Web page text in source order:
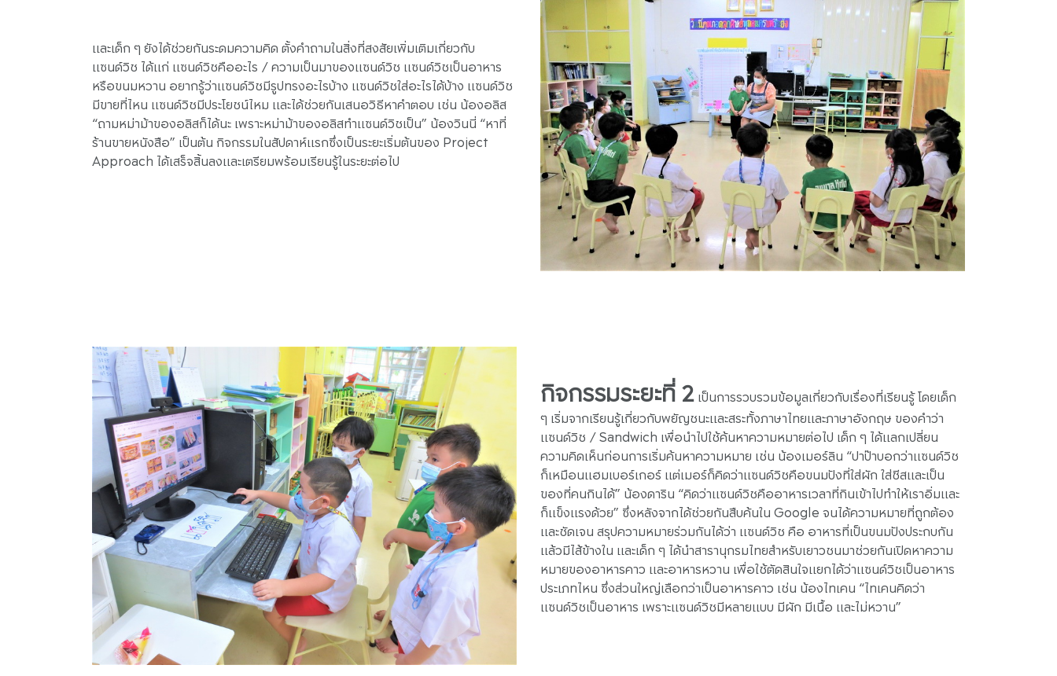
และเด็ก ๆ ยังได้ช่วยกันระดมความคิด ตั้งคำถามในสิ่งที่สงสัยเพิ่มเติมเกี่ยวกับ
แซนด์วิช ได้แก่ แซนด์วิชคืออะไร / ความเป็นมาของแซนด์วิช แซนด์วิชเป็นอาหาร
หรือขนมหวาน อยากรู้ว่าแซนด์วิชมีรูปทรงอะไรบ้าง แซนด์วิชใส่อะไรได้บ้าง แซนด์วิช
มีขายที่ไหน แซนด์วิชมีประโยชน์ไหม และได้ช่วยกันเสนอวิธีหาคำตอบ เช่น น้องอลิส
“ถามหม่าม้าของอลิสก็ได้นะ เพราะหม่าม้าของอลิสทำแซนด์วิชเป็น” น้องวินนี่ “หาที่
ร้านขายหนังสือ” เป็นต้น กิจกรรมในสัปดาห์แรกซึ่งเป็นระยะเริ่มต้นของ Project
Approach ได้เสร็จสิ้นลงและเตรียมพร้อมเรียนรู้ในระยะต่อไป
กิจกรรมระยะที่ 2เป็นการรวบรวมข้อมูลเกี่ยวกับเรื่องที่เรียนรู้ โดยเด็ก
ๆ เริ่มจากเรียนรู้เกี่ยวกับพยัญชนะและสระทั้งภาษาไทยและภาษาอังกฤษ ของคำว่า
แซนด์วิช / Sandwich เพื่อนำไปใช้ค้นหาความหมายต่อไป เด็ก ๆ ได้แลกเปลี่ยน
ความคิดเห็นก่อนการเริ่มค้นหาความหมาย เช่น น้องเมอร์ลิน “ปาป๊าบอกว่าแซนด์วิช
ก็เหมือนแฮมเบอร์เกอร์ แต่เมอร์ก็คิดว่าแซนด์วิชคือขนมปังที่ใส่ผัก ใส่ชีสและเป็น
ของที่คนกินได้” น้องดาริน “คิดว่าแซนด์วิชคืออาหารเวลาที่กินเข้าไปทำให้เราอิ่มและ
ก็แข็งแรงด้วย” ซึ่งหลังจากได้ช่วยกันสืบค้นใน Google จนได้ความหมายที่ถูกต้อง
และชัดเจน สรุปความหมายร่วมกันได้ว่า แซนด์วิช คือ อาหารที่เป็นขนมปังประกบกัน
แล้วมีไส้ข้างใน และเด็ก ๆ ได้นำสารานุกรมไทยสำหรับเยาวชนมาช่วยกันเปิดหาความ
หมายของอาหารคาว และอาหารหวาน เพื่อใช้ตัดสินใจแยกได้ว่าแซนด์วิชเป็นอาหาร
ประเภทไหน ซึ่งส่วนใหญ่เลือกว่าเป็นอาหารคาว เช่น น้องไทเคน “ไทเคนคิดว่า
แซนด์วิชเป็นอาหาร เพราะแซนด์วิชมีหลายแบบ มีผัก มีเนื้อ และไม่หวาน”